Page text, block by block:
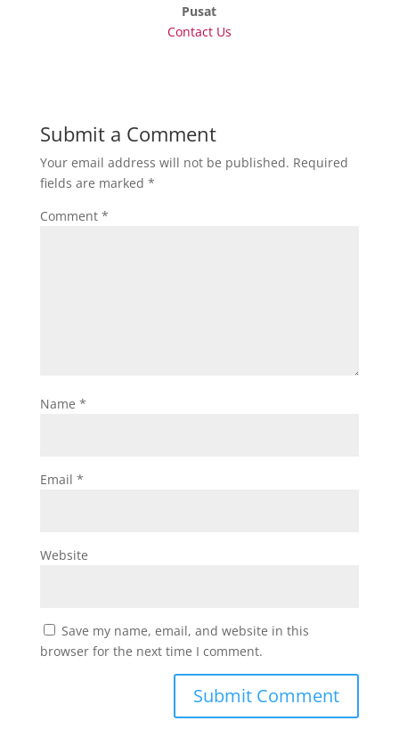
Pusat
Contact Us
Submit a Comment
Your email address will not be published. Required
fields are marked *
Comment *
Name *
Email *
Website
Save my name, email, and website in this
browser for the next time I comment.